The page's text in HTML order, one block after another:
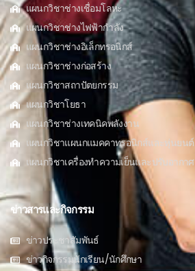
แผนกวิชาช่างเชื่อมโลหะ
แผนกวิชาช่างไฟฟ้ากำลัง
แผนกวิชาช่างอิเล็กทรอนิกส์
แผนกวิชาช่างก่อสร้าง
แผนกวิชาสถาปัตยกรรม
แผนกวิชาโยธา
แผนกวิชาช่างเทคนิคพลังงาน
แผนกวิชาแผนกแมคคาทรอนิกส์และหุ่นยนต์
แผนกวิชาเครื่องทำความเย็นและปรับอากาศ
ข่าวสารและกิจกรรม
ข่าวประชาสัมพันธ์
ข่าวกิจกรรมนักเรียน/นักศึกษา